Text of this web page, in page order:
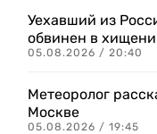
Уехавший из
обвинен в
05.08.2026 / 20:40
Метеоролог
Москве
05.08.2026 / 19:45